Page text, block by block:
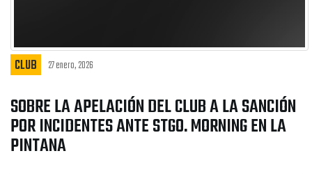
CLUB 27 enero, 2026
SOBRE LA APELACIÓN DEL CLUB A LA SANCIÓN
POR INCIDENTES ANTE STGO. MORNING EN LA
PINTANA